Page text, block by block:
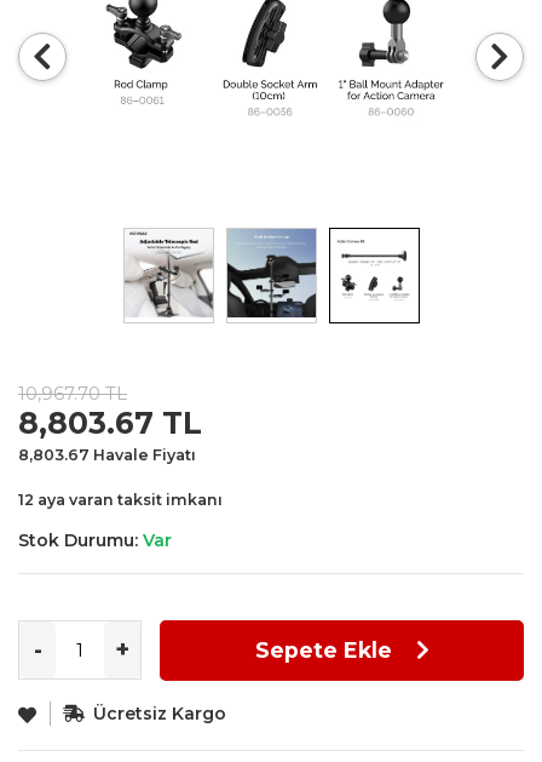
Special
Price
8,803.67 TL
10,967.70 TL
8,803.67 Havale Fiyatı
12 aya varan taksit imkanı
Stok Durumu: Var
- + Sepete Ekle
Ücretsiz Kargo